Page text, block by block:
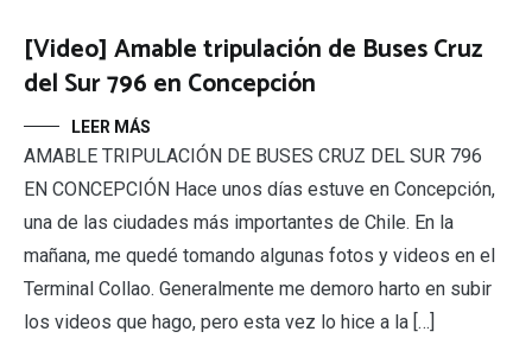
[Video] Amable tripulación de Buses Cruz
del Sur 796 en Concepción
LEER MÁS
AMABLE TRIPULACIÓN DE BUSES CRUZ DEL SUR 796
EN CONCEPCIÓN Hace unos días estuve en Concepción,
una de las ciudades más importantes de Chile. En la
mañana, me quedé tomando algunas fotos y videos en el
Terminal Collao. Generalmente me demoro harto en subir
los videos que hago, pero esta vez lo hice a la […]